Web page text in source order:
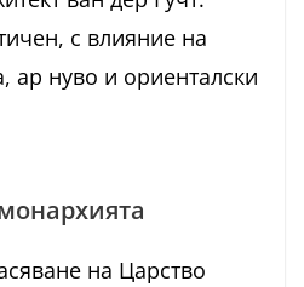
с влияние на
ар нуво и ориенталски
на Царство